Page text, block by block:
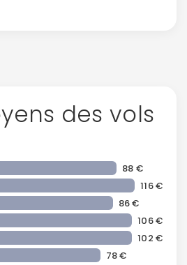
des vols
88 €
116 €
86 €
106 €
102 €
78 €